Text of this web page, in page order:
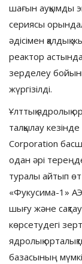
шағын ауқымды
сериясы
әдісімен
реактор
зерделеу
жүргізілді.
Ұлттық ядролық
талқылау
Corporation
одан әрі
туралы айтып
«Фукусима-1»
шығу және
көрсетудегі
ядролық
базасының